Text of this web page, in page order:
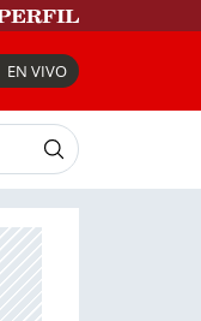
EN VIVO